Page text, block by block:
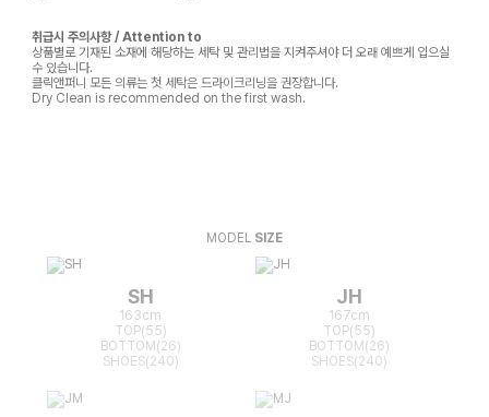
취급시 주의사항 / Attention to
상품별로 기재된 소재에 해당하는 세탁 및 관리법을 지켜주셔야 더 오래 예쁘게 입으실
수 있습니다.
클릭앤퍼니 모든 의류는 첫 세탁은 드라이크리닝을 권장합니다.
Dry Clean is recommended on the first wash.
MODEL SIZE
SH
163cm
TOP(55)
BOTTOM(26)
SHOES(240)
JH
167cm
TOP(55)
BOTTOM(26)
SHOES(240)